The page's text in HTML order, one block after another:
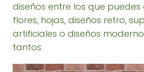
diseños entre los que
flores, hojas, diseños retro,
artificiales o diseños
tantos.